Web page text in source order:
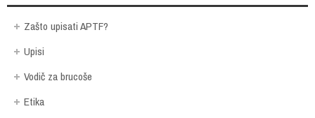
Zašto upisati APTF?
Upisi
Vodič za brucoše
Etika